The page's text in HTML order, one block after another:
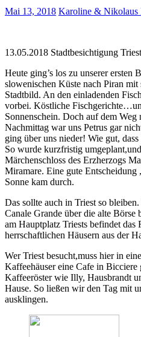
Mai 13, 2018 Karoline & Nikolaus
13.05.2018 Stadtbesichtigung Triest
Heute ging’s los zu unserer ersten
slowenischen Küste nach Piran mit
Stadtbild. An den einladenden
vorbei. Köstliche
Sonnenschein. Doch auf dem Weg
Nachmittag war uns Petrus gar
ging über uns nieder! Wie gut,
So wurde kurzfristig
Märchenschloss des Erzherzogs
Miramare. Eine gute Entscheidung
Sonne kam durch.
Das sollte auch in Triest so
Canale Grande über die alte
am Hauptplatz Triests befindet das
herrschaftlichen Häusern aus der
Wer Triest besucht,muss hier in
Kaffeehäuser eine Cafe in Bicciere
Kaffeeröster wie Illy, Hausbrandt
Hause. So ließen wir den Tag mit
ausklingen.